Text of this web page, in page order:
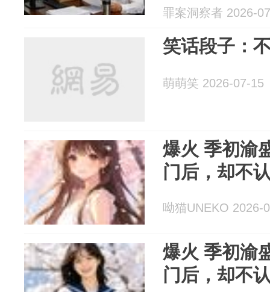
罪案洞察者 2026-
笑话段子：
萌萌笑 2026-07-15
爆火 季初渝盛安夏《闺蜜投胎豪
门后，却不
呦猫UNEKO 2026-
爆火 季初渝盛安夏《闺蜜投胎豪
门后，却不